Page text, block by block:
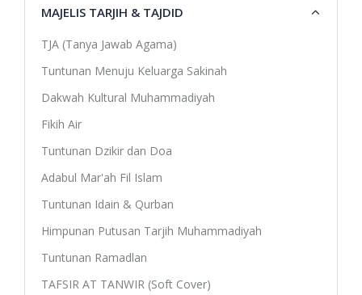
MAJELIS TARJIH & TAJDID
TJA (Tanya Jawab Agama)
Tuntunan Menuju Keluarga Sakinah
Dakwah Kultural Muhammadiyah
Fikih Air
Tuntunan Dzikir dan Doa
Adabul Mar'ah Fil Islam
Tuntunan Idain & Qurban
Himpunan Putusan Tarjih Muhammadiyah
Tuntunan Ramadlan
TAFSIR AT TANWIR (Soft Cover)